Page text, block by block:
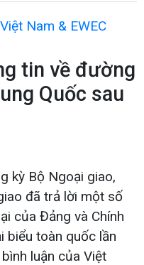
Việt Nam & EWEC
tin về đường
Quốc sau
kỳ Bộ Ngoại giao,
đã trả lời một số
của Đảng và Chính
biểu toàn quốc lần
luận của Việt